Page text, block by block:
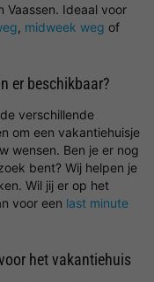
Vaassen. Ideaal voor
, midweek weg of
er beschikbaar?
verschillende
om een vakantiehuisje
wensen. Ben je er nog
bent? Wij helpen je
Wil jij er op het
voor een last minute
het vakantiehuis